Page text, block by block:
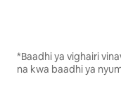
*Baadhi ya vighairi
na kwa baadhi ya